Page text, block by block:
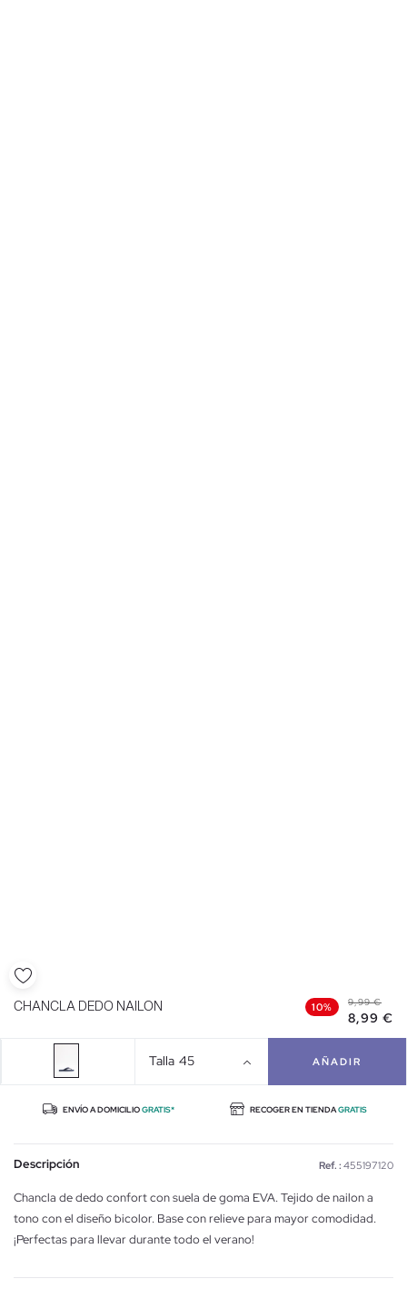
CHANCLA DEDO NAILON 10% 9,99 €
8,99 €
Talla 45 AÑADIR
ENVÍO A DOMICILIOGRATIS* RECOGER EN TIENDAGRATIS
Descripción Ref. : 455197120
Chancla de dedo confort con suela de goma EVA. Tejido de nailon a
tono con el diseño bicolor. Base con relieve para mayor comodidad.
¡Perfectas para llevar durante todo el verano!